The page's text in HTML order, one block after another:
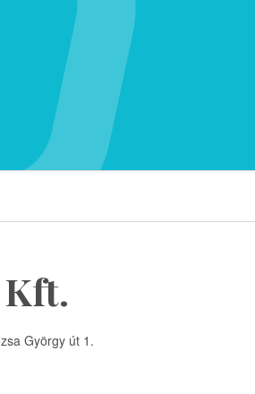
György út 1.